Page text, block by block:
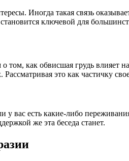
Иногда такая связь
ключевой для
том, как обвисшая грудь
Рассматривая это как частичку
вас есть какие-либо
же эта беседа станет.